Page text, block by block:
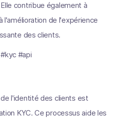
contribue également à
de l'expérience
des clients.
#api
l'identité des clients est
KYC. Ce processus aide les